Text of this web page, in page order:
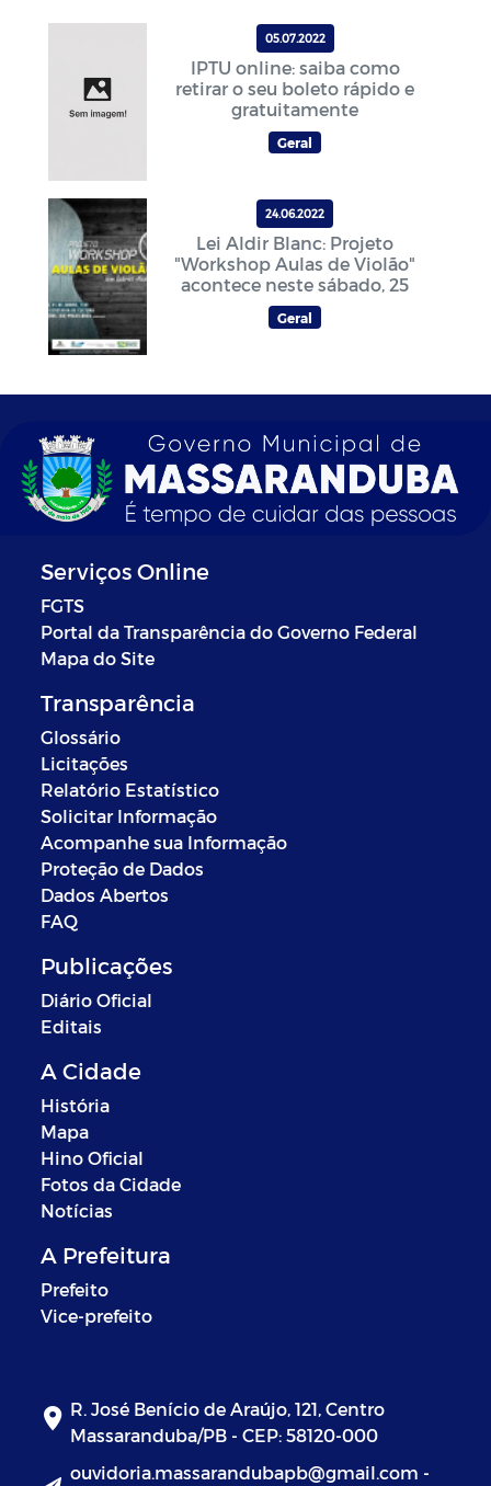
05.07.2022
IPTU online: saiba como
retirar o seu boleto rápido e
gratuitamente
Geral
24.06.2022
Lei Aldir Blanc: Projeto
"Workshop Aulas de Violão"
acontece neste sábado, 25
Geral
Serviços Online
FGTS
Portal da Transparência do Governo Federal
Mapa do Site
Transparência
Glossário
Licitações
Relatório Estatístico
Solicitar Informação
Acompanhe sua Informação
Proteção de Dados
Dados Abertos
FAQ
Publicações
Diário Oficial
Editais
A Cidade
História
Mapa
Hino Oficial
Fotos da Cidade
Notícias
A Prefeitura
Prefeito
Vice-prefeito
R. José Benício de Araújo, 121, Centro
Massaranduba/PB - CEP: 58120-000
ouvidoria.massarandubapb@gmail.com -